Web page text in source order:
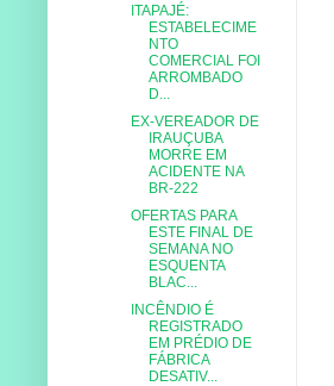
ITAPAJÉ:
ESTABELECIME
NTO
COMERCIAL FOI
ARROMBADO
D...
EX-VEREADOR DE
IRAUÇUBA
MORRE EM
ACIDENTE NA
BR-222
OFERTAS PARA
ESTE FINAL DE
SEMANA NO
ESQUENTA
BLAC...
INCÊNDIO É
REGISTRADO
EM PRÉDIO DE
FÁBRICA
DESATIV...